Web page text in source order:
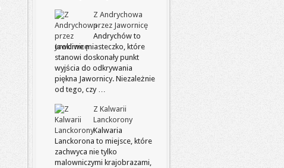
Z Andrychowa
przez Jawornicę
Andrychów to
urokliwe miasteczko, które
stanowi doskonały punkt
wyjścia do odkrywania
piękna Jawornicy. Niezależnie
od tego, czy …
Z Kalwarii
Lanckorony
Kalwaria
Lanckorona to miejsce, które
zachwyca nie tylko
malowniczymi krajobrazami,